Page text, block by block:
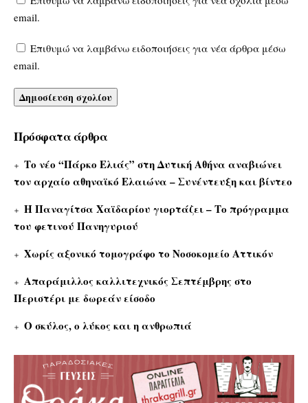
email.
Επιθυμώ να λαμβάνω ειδοποιήσεις για νέα άρθρα μέσω
email.
Πρόσφατα άρθρα
Το νέο “Πάρκο Ελιάς” στη Δυτική Αθήνα αναβιώνει
τον αρχαίο αθηναϊκό Ελαιώνα – Συνέντευξη και βίντεο
Η Παναγίτσα Χαϊδαρίου γιορτάζει – Το πρόγραμμα
του φετινού Πανηγυριού
Χωρίς αξονικό τομογράφο το Νοσοκομείο Αττικόν
Απαράμιλλος καλλιτεχνικός Σεπτέμβρης στο
Περιστέρι με δωρεάν είσοδο
Ο σκύλος, ο λύκος και η ανθρωπιά